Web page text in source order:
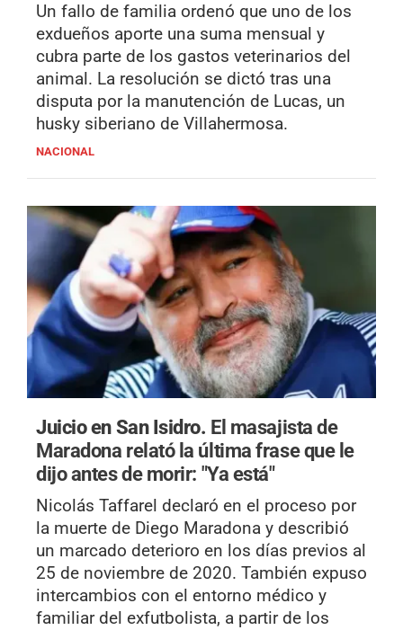
Un fallo de familia ordenó que uno de los
exdueños aporte una suma mensual y
cubra parte de los gastos veterinarios del
animal. La resolución se dictó tras una
disputa por la manutención de Lucas, un
husky siberiano de Villahermosa.
NACIONAL
Juicio en San Isidro. El masajista de
Maradona relató la última frase que le
dijo antes de morir: "Ya está"
Nicolás Taffarel declaró en el proceso por
la muerte de Diego Maradona y describió
un marcado deterioro en los días previos al
25 de noviembre de 2020. También expuso
intercambios con el entorno médico y
familiar del exfutbolista, a partir de los